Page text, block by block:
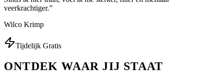
veerkrachtiger.”
Wilco Krimp
Tijdelijk Gratis
ONTDEK WAAR JIJ STAAT